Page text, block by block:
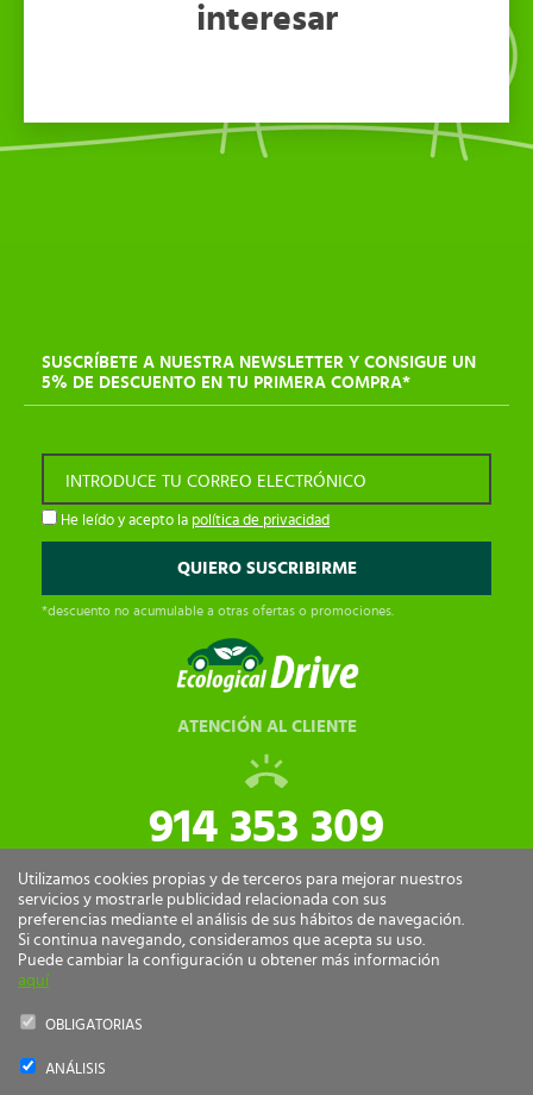
interesar
SUSCRÍBETE A NUESTRA NEWSLETTER Y CONSIGUE UN
5% DE DESCUENTO EN TU PRIMERA COMPRA*
INTRODUCE TU CORREO ELECTRÓNICO
He leído y acepto la política de privacidad
*descuento no acumulable a otras ofertas o promociones.
ATENCIÓN AL CLIENTE
914 353 309
tiendaonline@ecologicaldrive.com
Utilizamos cookies propias y de terceros para mejorar nuestros
servicios y mostrarle publicidad relacionada con sus
preferencias mediante el análisis de sus hábitos de navegación.
Si continua navegando, consideramos que acepta su uso.
Puede cambiar la configuración u obtener más información
aquí
OBLIGATORIAS
ANÁLISIS